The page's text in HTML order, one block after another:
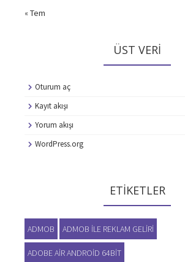
« Tem
ÜST VERI
Oturum aç
Kayıt akışı
Yorum akışı
WordPress.org
ETIKETLER
ADMOB ADMOB ILE REKLAM GELIRI
ADOBE AIR ANDROID 64BIT